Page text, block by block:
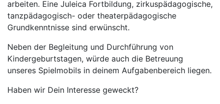
arbeiten. Eine Juleica Fortbildung, zirkuspädagogische,
tanzpädagogisch- oder theaterpädagogische
Grundkenntnisse sind erwünscht.
Neben der Begleitung und Durchführung von
Kindergeburtstagen, würde auch die Betreuung
unseres Spielmobils in deinem Aufgabenbereich liegen.
Haben wir Dein Interesse geweckt?